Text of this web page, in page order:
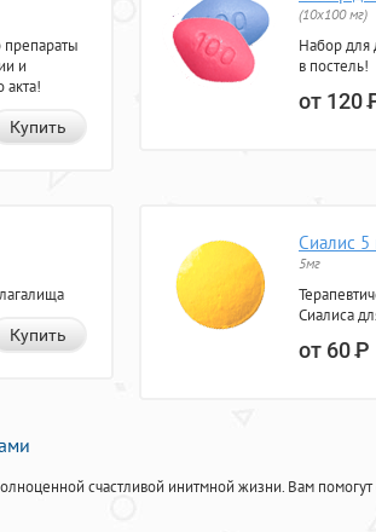
и
акта!
Купить
(10х100 мг)
Набор для
в постель!
от 120
Купить
Сиалис 5
5мг
Сиалиса
от 60Р
счастливой инитмной жизни. Вам помогут